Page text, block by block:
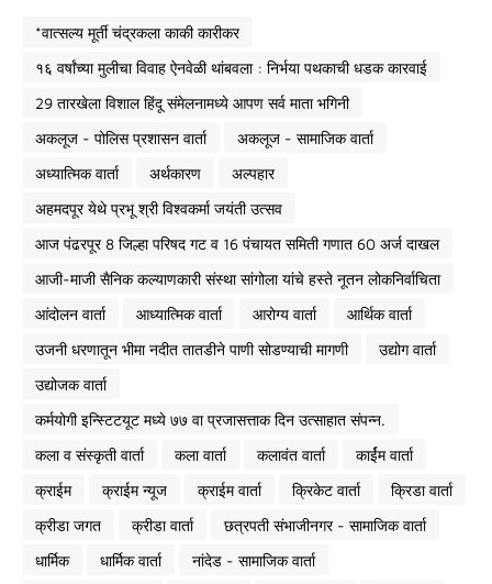
*वात्सल्य मूर्ती चंद्रकला काकी कारीकर
१६ वर्षांच्या मुलीचा विवाह ऐनवेळी थांबवला : निर्भया पथकाची धडक कारवाई
29 तारखेला विशाल हिंदू संमेलनामध्ये आपण सर्व माता भगिनी
अकलूज - पोलिस प्रशासन वार्ता
अकलूज - सामाजिक वार्ता
अध्यात्मिक वार्ता
अर्थकारण
अल्पहार
अहमदपूर येथे प्रभू श्री विश्वकर्मा जयंती उत्सव
आज पंढरपूर 8 जिल्हा परिषद गट व 16 पंचायत समिती गणात 60 अर्ज दाखल
आजी-माजी सैनिक कल्याणकारी संस्था सांगोला यांचे हस्ते नूतन लोकनिर्वाचिता
आंदोलन वार्ता
आध्यात्मिक वार्ता आरोग्य वार्ता
आर्थिक वार्ता
उजनी धरणातून भीमा नदीत तातडीने पाणी सोडण्याची मागणी
उद्योग वार्ता
उद्योजक वार्ता
कर्मयोगी इन्स्टिटयूट मध्ये ७७ वा प्रजासत्ताक दिन उत्साहात संपन्न.
कला व संस्कृती वार्ता
कला वार्ता कलावंत वार्ता
कार्ईम वार्ता
क्राईम
क्राईम न्यूज क्राईम वार्ता क्रिकेट वार्ता
क्रिडा वार्ता
क्रीडा जगत
क्रीडा वार्ता
छत्रपती संभाजीनगर - सामाजिक वार्ता
धार्मिक
धार्मिक वार्ता
नांदेड - सामाजिक वार्ता